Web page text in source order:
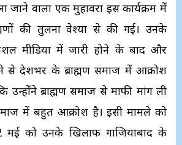
जाने वाला एक मुहावरा इस कार्यक्रम में
की तुलना वेश्या से की गई। उनके
मीडिया में जारी होने के बाद और
से देशभर के ब्राह्मण समाज में आक्रोश
उन्होंने ब्राह्मण समाज से माफी मांग ली
में बहुत आक्रोश है। इसी मामले को
मई को उनके खिलाफ गाजियाबाद के